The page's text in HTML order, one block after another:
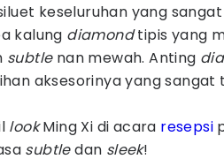
keseluruhan yang
kalung diamondtipis yang
subtle nan mewah. Anting
aksesorinya yang sangat
lookMing Xi di acara resepsi
subtledan sleek!